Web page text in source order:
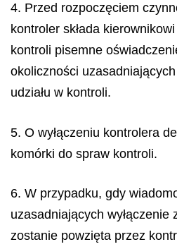
4. Przed rozpoczęciem
kontroler składa
kontroli pisemne
okoliczności
udziału w kontroli.
5. O wyłączeniu kontrolera
komórki do spraw kontroli.
6. W przypadku, gdy
uzasadniających wyłączenie
zostanie powzięta przez